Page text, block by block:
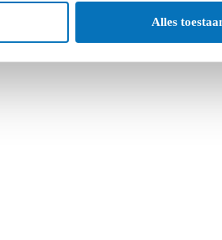
Alles